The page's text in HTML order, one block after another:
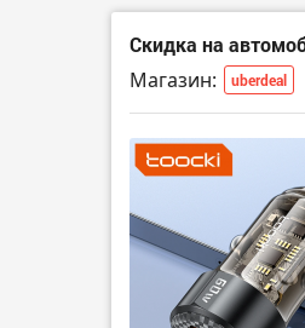
Скидка на
Магазин: uberdeal